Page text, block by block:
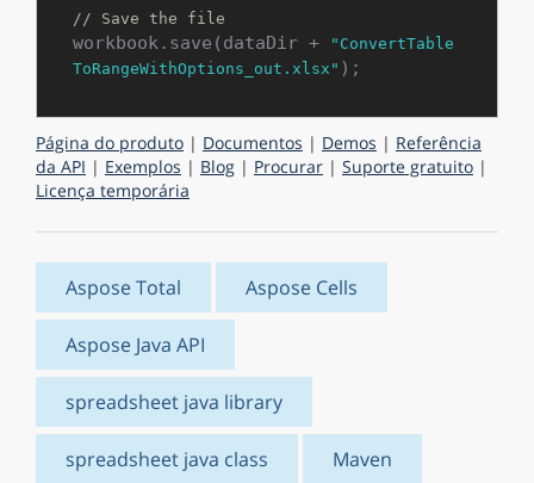
// Save the file
workbook.save(dataDir +
"ConvertTable
ToRangeWithOptions_out.xlsx"
Página do produto | Documentos | Demos | Referência
da API | Exemplos | Blog | Procurar | Suporte gratuito |
Licença temporária
Aspose Total Aspose Cells
Aspose Java API
spreadsheet java library
spreadsheet java class Maven